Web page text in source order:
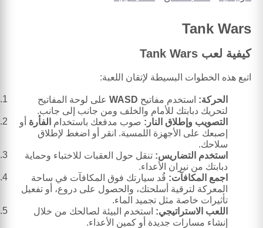
Tank Wars
كيفية لعب Tank Wars
اتبع هذه الخطوات البسيطة لإتقان اللعبة:
الحركة: استخدم مفاتيح WASD على لوحة المفاتيح
لتحريك دبابتك للأمام والخلف ومن جانب إلى جانب.
التصويب وإطلاق النار: صوب مدفعك باستخدام الفأرة أو
إصبعك على الأجهزة اللمسية. انقر أو اضغط لإطلاق
سلاحك.
استخدم التضاريس: تنقل حول العقبات للاختباء وحماية
دبابتك من نيران الأعداء.
اجمع المكافآت: قُد سيارتك فوق المكافآت في ساحة
المعركة لترقية أسلحتك، والحصول على دروع، أو تفعيل
تأثيرات خاصة مثل تجميد الماء.
اللعب الاستراتيجي: استخدم البيئة لصالحك من خلال
إنشاء مسارات جديدة أو كمين الأعداء.